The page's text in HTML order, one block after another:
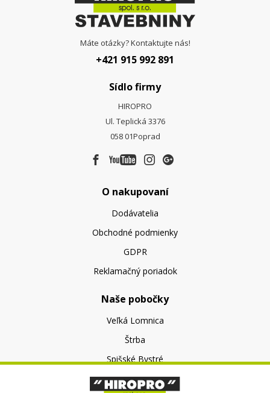
Máte otázky? Kontaktujte nás!
+421 915 992 891
Sídlo firmy
HIROPRO
Ul. Teplická 3376
058 01Poprad
O nakupovaní
Dodávatelia
Obchodné podmienky
GDPR
Reklamačný poriadok
Naše pobočky
Veľká Lomnica
Štrba
Spišské Bystré
O nás